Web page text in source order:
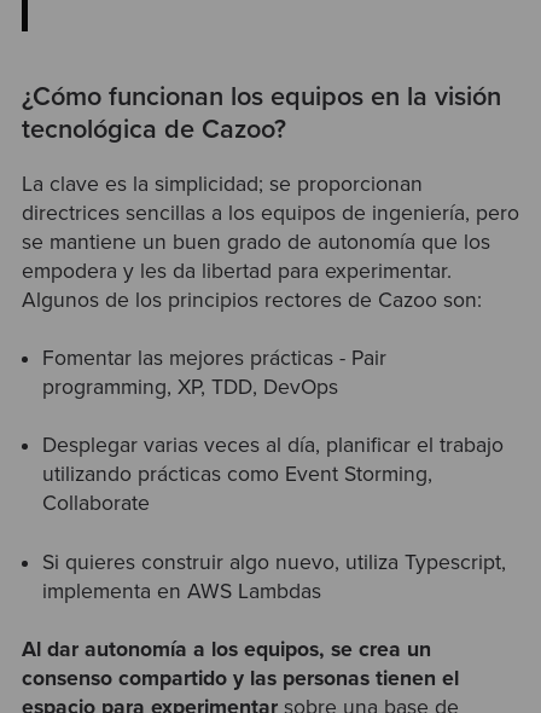
¿Cómo funcionan los equipos en la visión
tecnológica de Cazoo?
La clave es la simplicidad; se proporcionan
directrices sencillas a los equipos de ingeniería, pero
se mantiene un buen grado de autonomía que los
empodera y les da libertad para experimentar.
Algunos de los principios rectores de Cazoo son:
Fomentar las mejores prácticas - Pair
programming, XP, TDD, DevOps
Desplegar varias veces al día, planificar el trabajo
utilizando prácticas como Event Storming,
Collaborate
Si quieres construir algo nuevo, utiliza Typescript,
implementa en AWS Lambdas
Al dar autonomía a los equipos, se crea un
consenso compartido y las personas tienen el
espacio para experimentarsobre una base de